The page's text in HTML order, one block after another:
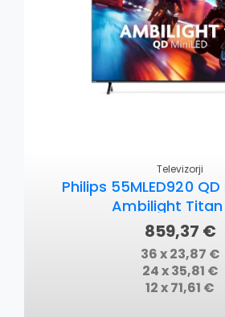
Televizorji
Philips 55MLED920 QD
Ambilight Titan
859,37 €
36 x 23,87 €
24 x 35,81 €
12 x 71,61 €